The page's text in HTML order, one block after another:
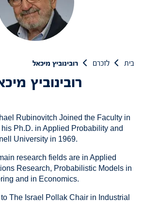
בית לזכרם רובינוביץ מיכאל
רובינוביץ
Rubinovitch Joined the Faculty in
Ph.D. in Applied Probability and
University in 1969.
research fields are in Applied
Research, Probabilistic Models in
and in Economics.
The Israel Pollak Chair in Industrial